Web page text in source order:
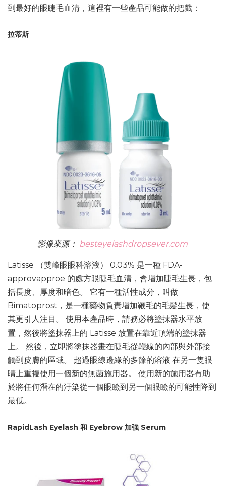
到最好的眼睫毛血清，這裡有一些產品可能做的把戲：
拉蒂斯
影像來源： besteyelashdropsever.com
Latisse （雙峰眼眼科溶液） 0.03% 是一種 FDA-
approvapproe 的處方眼睫毛血清，會增加睫毛生長，包
括長度、厚度和暗色。 它有一種活性成分，叫做
Bimatoprost，是一種藥物負責增加鞭毛的毛髮生長，使
其更引人注目。 使用本產品時，請務必將塗抹器水平放
置，然後將塗抹器上的 Latisse 放置在靠近頂端的塗抹器
上。 然後，立即將塗抹器畫在睫毛從鞭線的內部與外部接
觸到皮膚的區域。 超過眼線邊緣的多餘的溶液 在另一隻眼
睛上重複使用一個新的無菌施用器。 使用新的施用器有助
於將任何潛在的汙染從一個眼瞼到另一個眼瞼的可能性降到
最低。
RapidLash Eyelash 和 Eyebrow 加強 Serum